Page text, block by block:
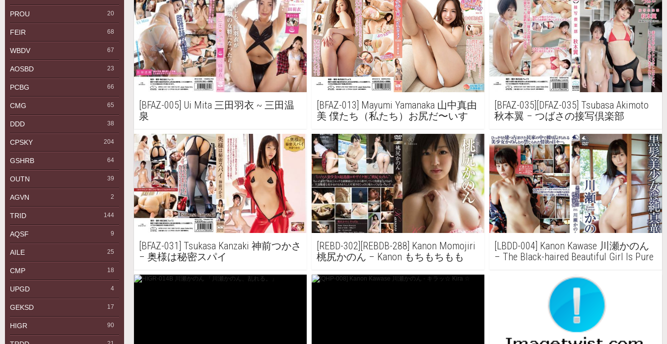
PROU 20
FEIR 68
WBDV 67
AOSBD 23
PCBG 66
CMG 65
DDD 38
CPSKY 204
GSHRB 64
OUTN 39
AGVN 2
TRID 144
AQSF 9
AILE 25
CMP 18
UPGD 4
GEKSD 17
HIGR 90
[BFAZ-005] Ui Mita 三田羽衣 ~ 三田温
泉
[BFAZ-013] Mayumi Yamanaka 山中真由
美 僕たち（私たち）お尻だ〜いす
[BFAZ-035][DFAZ-035] Tsubasa Akimoto
秋本翼 – つばさの接写倶楽部
[BFAZ-031] Tsukasa Kanzaki 神前つかさ
– 奥様は秘密スパイ
[REBD-302][REBDB-288] Kanon Momojiri
桃尻かのん – Kanon もちもちもも
[LBDD-004] Kanon Kawase 川瀬かのん
– The Black-haired Beautiful Girl Is Pure